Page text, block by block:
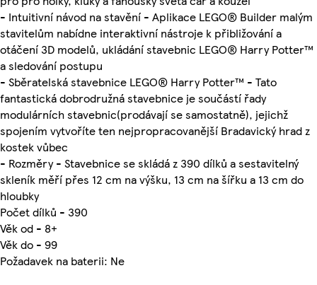
- Intuitivní návod na stavění - Aplikace LEGO® Builder malým
stavitelům nabídne interaktivní nástroje k přibližování a
otáčení 3D modelů, ukládání stavebnic LEGO® Harry Potter™
a sledování postupu
- Sběratelská stavebnice LEGO® Harry Potter™ - Tato
fantastická dobrodružná stavebnice je součástí řady
modulárních stavebnic(prodávají se samostatně), jejichž
spojením vytvoříte ten nejpropracovanější Bradavický hrad z
kostek vůbec
- Rozměry - Stavebnice se skládá z 390 dílků a sestavitelný
skleník měří přes 12 cm na výšku, 13 cm na šířku a 13 cm do
hloubky
Počet dílků - 390
Věk od - 8+
Věk do - 99
Požadavek na baterii: Ne